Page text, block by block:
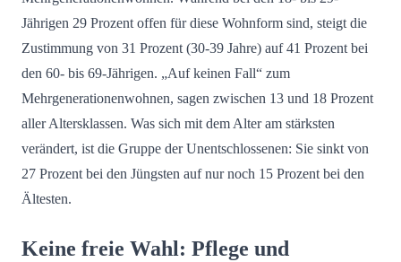
Jährigen 29 Prozent offen für diese Wohnform sind, steigt die
Zustimmung von 31 Prozent (30-39 Jahre) auf 41 Prozent bei
den 60- bis 69-Jährigen. „Auf keinen Fall“ zum
Mehrgenerationenwohnen, sagen zwischen 13 und 18 Prozent
aller Altersklassen. Was sich mit dem Alter am stärksten
verändert, ist die Gruppe der Unentschlossenen: Sie sinkt von
27 Prozent bei den Jüngsten auf nur noch 15 Prozent bei den
Ältesten.
Keine freie Wahl: Pflege und